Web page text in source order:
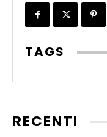
TAGS
RECENTI